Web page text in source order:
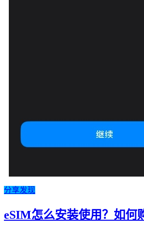
分享发现
eSIM怎么安装使用？如何